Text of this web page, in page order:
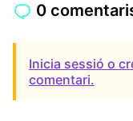
0
Inicia sessió o
comentari.